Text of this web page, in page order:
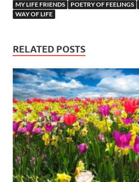
MY LIFE FRIENDS
POETRY OF FEELINGS
WAY OF LIFE
RELATED POSTS